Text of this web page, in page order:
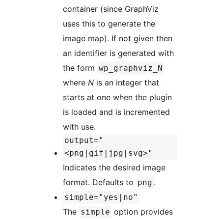
container (since GraphViz
uses this to generate the
image map). If not given then
an identifier is generated with
the form wp_graphviz_N
where N is an integer that
starts at one when the plugin
is loaded and is incremented
with use.
output="
<png|gif|jpg|svg>"
Indicates the desired image
format. Defaults to png .
simple="yes|no"
The simple option provides